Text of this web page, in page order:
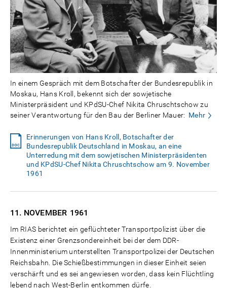
In einem Gespräch mit dem Botschafter der Bundesrepublik in
Moskau, Hans Kroll, bekennt sich der sowjetische
Ministerpräsident und KPdSU-Chef Nikita Chruschtschow zu
seiner Verantwortung für den Bau der Berliner Mauer: Mehr
Erinnerungen von Hans Kroll, Botschafter der
Bundesrepublik Deutschland in Moskau, an eine
Unterredung mit dem sowjetischen Ministerpräsidenten
und KPdSU-Chef Nikita Chruschtschow am 9. November
1961
11. NOVEMBER 1961
Im RIAS berichtet ein geflüchteter Transportpolizist über die
Existenz einer Grenzsondereinheit bei der dem DDR-
Innenministerium unterstellten Transportpolizei der Deutschen
Reichsbahn. Die Schießbestimmungen in dieser Einheit seien
verschärft und es sei angewiesen worden, dass kein Flüchtling
lebend nach West-Berlin entkommen dürfe.